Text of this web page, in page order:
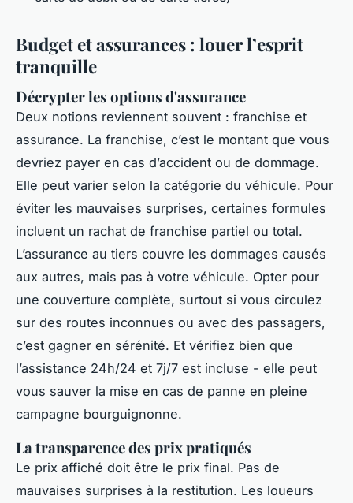
Budget et assurances : louer l’esprit
tranquille
Décrypter les options d'assurance
Deux notions reviennent souvent : franchise et
assurance. La franchise, c’est le montant que vous
devriez payer en cas d’accident ou de dommage.
Elle peut varier selon la catégorie du véhicule. Pour
éviter les mauvaises surprises, certaines formules
incluent un rachat de franchise partiel ou total.
L’assurance au tiers couvre les dommages causés
aux autres, mais pas à votre véhicule. Opter pour
une couverture complète, surtout si vous circulez
sur des routes inconnues ou avec des passagers,
c’est gagner en sérénité. Et vérifiez bien que
l’assistance 24h/24 et 7j/7 est incluse - elle peut
vous sauver la mise en cas de panne en pleine
campagne bourguignonne.
La transparence des prix pratiqués
Le prix affiché doit être le prix final. Pas de
mauvaises surprises à la restitution. Les loueurs